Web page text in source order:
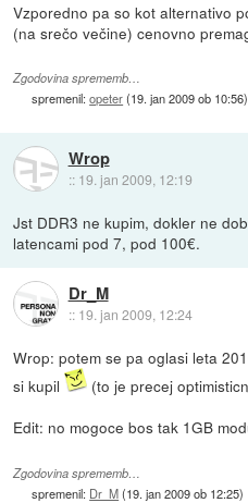
Vzporedno pa so kot alternativo
(na srečo večine) cenovno
Zgodovina sprememb…
spremenil:opeter(19. jan 2009 ob 10:56)
Wrop
:: 19. jan 2009, 12:19
Jst DDR3 ne kupim, dokler ne
latencami pod 7, pod 100€.
Dr_M
:: 19. jan 2009, 12:24
Wrop: potem se pa oglasi leta
si kupil
(to je precej
Edit: no mogoce bos tak 1GB
Zgodovina sprememb…
spremenil: Dr_M(19. jan 2009 ob 12:25)